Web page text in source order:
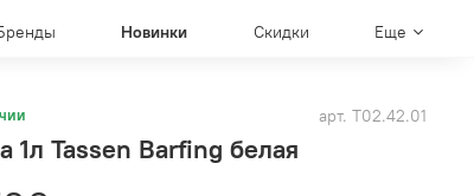
Новинки Скидки Еще
арт. T02.42.01
1л Tassen Barfing белая